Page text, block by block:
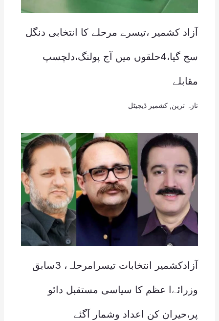
آزاد کشمیر ،تیسرے مرحلے کا انتخابی دنگل
سج گیا،4حلقوں میں آج پولنگ،دلچسپ
مقابلے
تازہ ترین کشمیر ڈیجیٹل
آزادکشمیر انتخابات تیسرامرحلہ، 3سابق
وزرائےا عظم کا سیاسی مستقبل دائو
پر،حیران کن اعداد وشمار آگئے